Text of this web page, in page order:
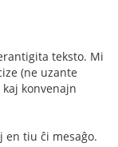
teksto. Mi
(ne uzante
konvenajn
tiu ĉi mesaĝo.